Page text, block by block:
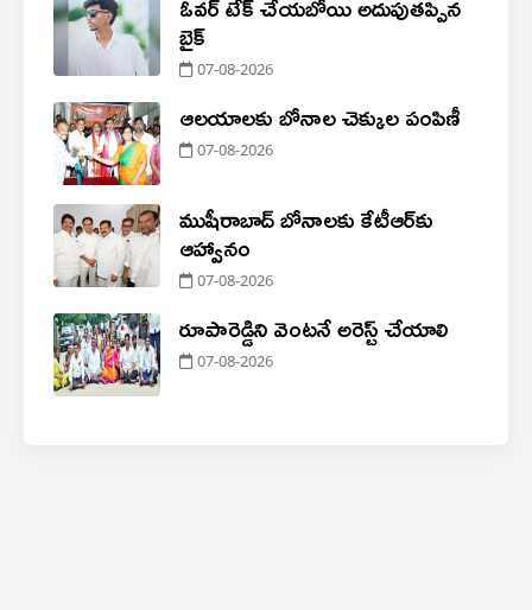
బైక్
07-08-2026
ఆలయాలకు బోనాల చెక్కుల పంపిణీ
07-08-2026
ముషీరాబాద్ బోనాలకు కేటీఆర్‌కు
ఆహ్వానం
07-08-2026
రూపారెడ్డిని వెంటనే అరెస్ట్ చేయాలి
07-08-2026